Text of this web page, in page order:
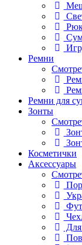
Ремни
Ремни для
Зонты
Косметички
Аксессуары